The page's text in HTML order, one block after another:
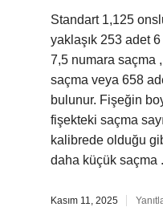
Standart 1,125
yaklaşık 253 adet
7,5 numara saçma
saçma veya 658
bulunur. Fişeğin
fişekteki saçma
kalibrede olduğu
daha küçük saçma .
Kasım 11, 2025